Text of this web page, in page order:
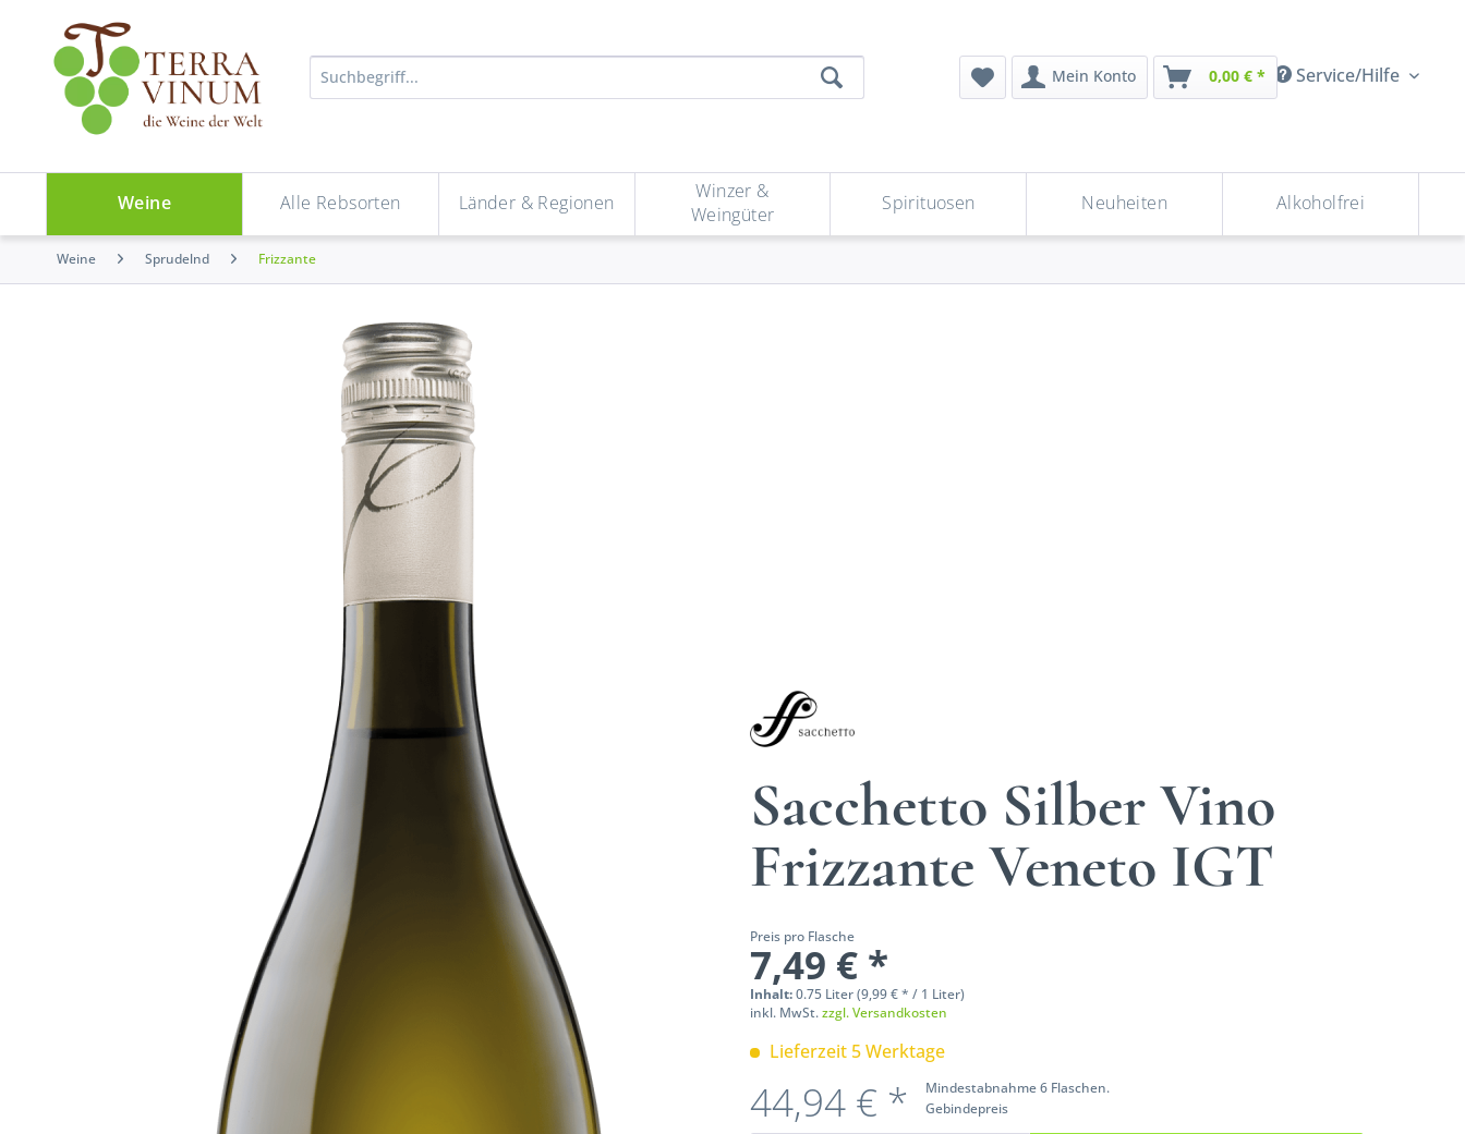
Service/Hilfe
Mein Konto 0,00 € *
Weine Alle Rebsorten Länder & Regionen
Winzer &
Weingüter
Spirituosen Neuheiten Alkoholfrei
Weine Sprudelnd Frizzante
Sacchetto Silber Vino
Frizzante Veneto IGT
Preis pro Flasche
7,49 € *
Inhalt:0.75 Liter (9,99 € * / 1 Liter)
inkl. MwSt.zzgl. Versandkosten
Lieferzeit 5 Werktage
Mindestabnahme 6 Flaschen.
Gebindepreis
44,94 € *